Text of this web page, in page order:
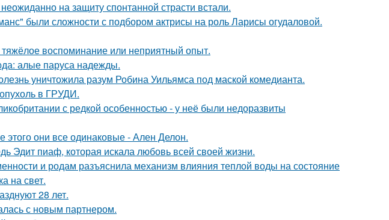
на защиту спонтанной страсти встали.
были сложности с подбором актрисы на роль Ларисы огудаловой.
воспоминание или неприятный опыт.
алые паруса надежды.
уничтожила разум Робина Уильямса под маской комедианта.
в ГРУДИ.
с редкой особенностью - у неё были недоразвиты
они все одинаковые - Ален Делон.
Эдит пиаф, которая искала любовь всей своей жизни.
и родам разъяснила механизм влияния теплой воды на состояние
на свет.
28 лет.
с новым партнером.